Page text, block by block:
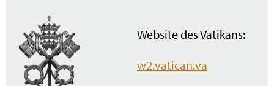
Website des Vatikans:
w2.vatican.va